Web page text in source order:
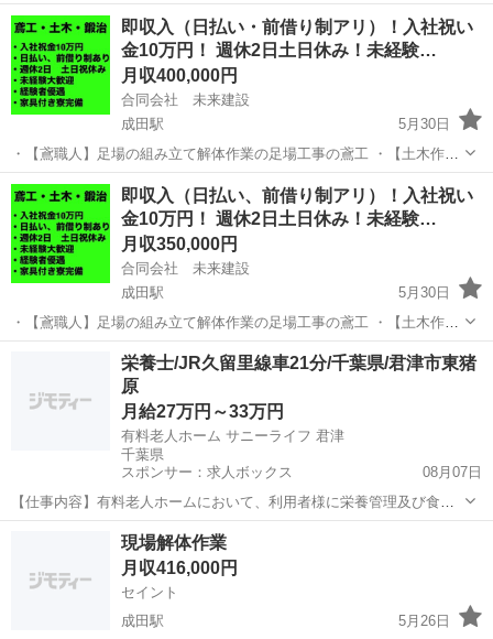
即収入（日払い・前借り制アリ）！入社祝い
金10万円！ 週休2日土日休み！未経験…
月収400,000円
合同会社 未来建設
成田駅
5月30日
・【鳶職人】足場の組み立て解体作業の足場工事の鳶工 ・【土木作業
員】公共事業や舗装などの一般土木工事 ・【型枠大工】大規模工事で
の仕事がメインになります。 ・【鍛冶工・溶接工】プラント内での溶
接などの鍛冶職人、鍛冶屋（アーク...
千葉 成田市 成田駅 土木 未経験
即収入（日払い、前借り制アリ）！入社祝い
金10万円！ 週休2日土日休み！未経験…
月収350,000円
合同会社 未来建設
成田駅
5月30日
・【鳶職人】足場の組み立て解体作業の足場工事の鳶工 ・【土木作業
員】公共事業や舗装などの一般土木工事 ・【型枠大工】大規模工事で
の仕事がメインになります。 ・【鍛冶工・溶接工】プラント内での溶
接などの鍛冶職人、鍛冶屋（アーク...
成田市 成田駅 鳶職 未経験
栄養士/JR久留里線車21分/千葉県/君津市東猪
原
月給27万円～33万円
有料老人ホーム サニーライフ 君津
千葉県
スポンサー：求人ボックス
08月07日
【仕事内容】有料老人ホームにおいて、利用者様に栄養管理及び食材
発注管理業務など、基本的な栄養士のお仕事に従事していただきま
す。 住宅手当や家族手当など、嬉しい手当が充実 生活面をサポートし
て下さるので月々安心感を得やすいです 定年...
現場解体作業
月収416,000円
セイント
成田駅
5月26日